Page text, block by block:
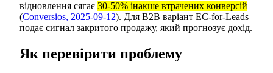
відновлення сягає 30-50% інакше втрачених конверсій
(Conversios, 2025-09-12). Для B2B варіант EC-for-Leads
подає сигнал закритого продажу, який прогнозує дохід.
Як перевірити проблему